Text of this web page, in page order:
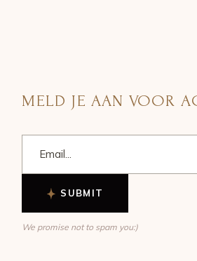
MELD JE AAN VOOR
SUBMIT
We promise not to spam you:)